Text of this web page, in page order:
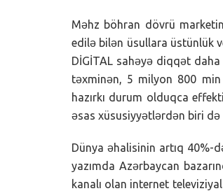
Məhz böhran dövrü
edilə bilən üsullara üstünlük
DİGİTAL sahəyə diqqət
təxminən, 5 milyon 800
hazırkı durum olduqca
əsas xüsusiyyətlərdən biri
Dünya əhalisinin artıq
yazımda Azərbaycan
kanalı olan internet